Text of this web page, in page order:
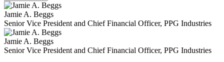
Jamie A. Beggs
Senior Vice President and Chief Financial Officer, PPG Industries
Jamie A. Beggs
Senior Vice President and Chief Financial Officer, PPG Industries